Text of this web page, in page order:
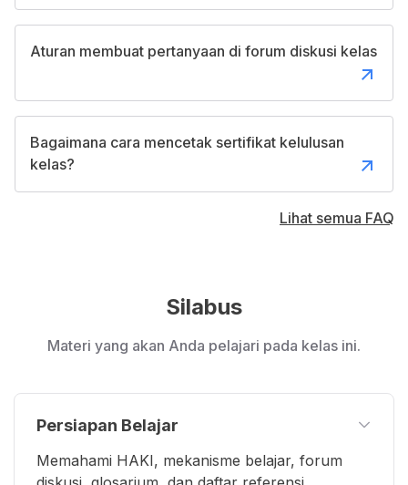
Aturan membuat pertanyaan di forum diskusi kelas
Bagaimana cara mencetak sertifikat kelulusan
kelas?
Lihat semua FAQ
Silabus
Materi yang akan Anda pelajari pada kelas ini.
Persiapan Belajar
Memahami HAKI, mekanisme belajar, forum